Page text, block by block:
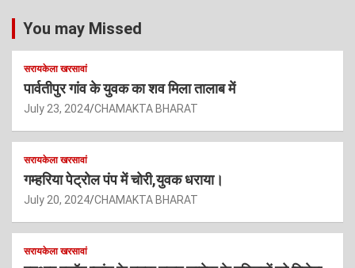
You may Missed
सरायकेला खरसावां
पार्वतीपुर गांव के युवक का शव मिला तालाब में
July 23, 2024 CHAMAKTA BHARAT
सरायकेला खरसावां
गम्हरिया पेट्रोल पंप में चोरी,युवक धराया।
July 20, 2024 CHAMAKTA BHARAT
सरायकेला खरसावां